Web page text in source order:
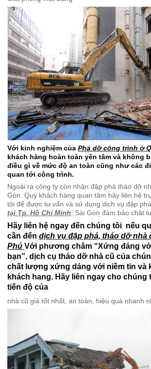
Giải phóng mặt Bằng
Với kinh nghiệm củaPhá dỡ công trình ở
khách hàng hoàn toàn yên tâm và không
điều gì về mức độ an toàn cũng như các
quan tới công trình.
Ngoài ra công ty còn nhận đập phá tháo dỡ
Gòn. Quý khách hàng quan tâm hãy liên hệ
tôi để được tư vấn và sử dụng dịch vụ đập
tại Tp. Hồ Chí Minh , Sài Gòn đảm bảo chât
Hãy liên hệ ngay đến chúng tôi nếu
cần đến dịch vụ đập phá, tháo dỡ nhà
PhúVới phương châm “Xứng đáng
bạn”, dịch cụ tháo dỡ nhà cũ của
chất lượng xứng dáng với niềm tin và
khách hang. Hãy liên ngay cho chúng
tiến độ của
nhà cũ giá tốt nhất, an toàn, hiệu quả nhanh